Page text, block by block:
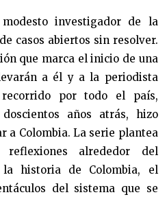
investigador de la
casos abiertos sin resolver.
que marca el inicio de una
a él y a la periodista
por todo el país,
años atrás, hizo
a Colombia. La serie plantea
alrededor del
historia de Colombia, el
del sistema que se